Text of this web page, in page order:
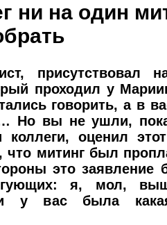
ни на один
присутствовал
проходил у
говорить, а в
Но вы не ушли,
оценил
что митинг был
это заявление
я, мол,
у вас была